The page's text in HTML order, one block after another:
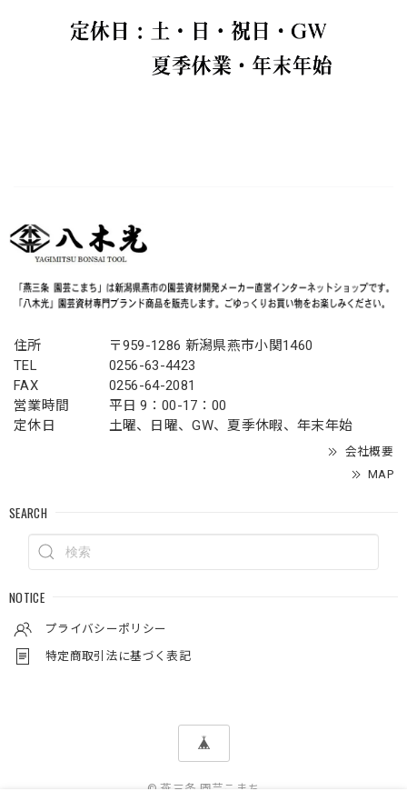
住所
〒959-1286 新潟県燕市小関1460
TEL
0256-63-4423
FAX
0256-64-2081
営業時間
平日 9：00-17：00
定休日
土曜、日曜、GW、夏季休暇、年末年始
会社概要
MAP
SEARCH
NOTICE
プライバシーポリシー
特定商取引法に基づく表記
© 燕三条 園芸こまち